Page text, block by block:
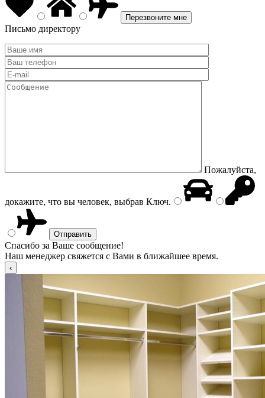
Письмо директору
Пожалуйста,
докажите, что вы человек, выбрав Ключ.
Спасибо за Ваше сообщение!
Наш менеджер свяжется с Вами в ближайшее время.